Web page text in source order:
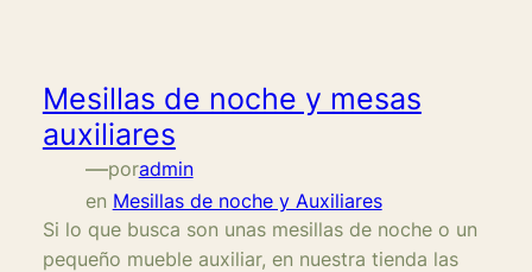
Mesillas de noche y mesas
auxiliares
—poradmin
en Mesillas de noche y Auxiliares
Si lo que busca son unas mesillas de noche o un
pequeño mueble auxiliar, en nuestra tienda las